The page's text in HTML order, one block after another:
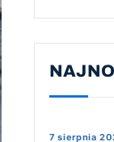
7 sierpnia